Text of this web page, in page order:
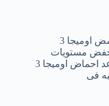
لاحظ المركز الطبى فى جامعه بيلور ان حمض اوميجا 3
خفض مستويات
الكوليستيرول السئ فى الجسم حيث تساعد احماض اوميجا 3
فى